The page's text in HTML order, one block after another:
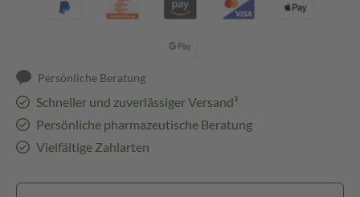
Persönliche Beratung
Schneller und zuverlässiger Versand³
Persönliche pharmazeutische Beratung
Vielfältige Zahlarten